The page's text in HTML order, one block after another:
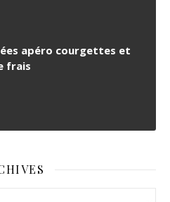
apéro courgettes et
frais